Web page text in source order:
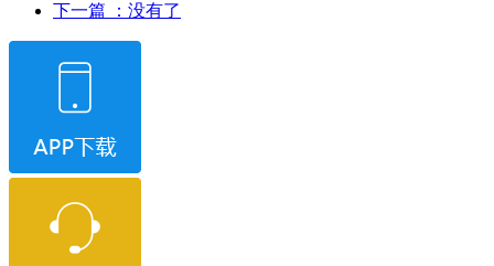
下一篇
：没有了